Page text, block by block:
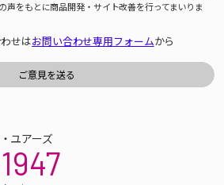
声をもとに商品開発・サイト改善を行ってまいりま
せはお問い合わせ専用フォームから
ユアーズ